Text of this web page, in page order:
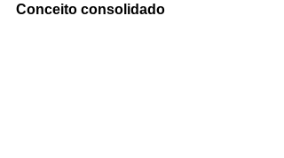
Conceito consolidado